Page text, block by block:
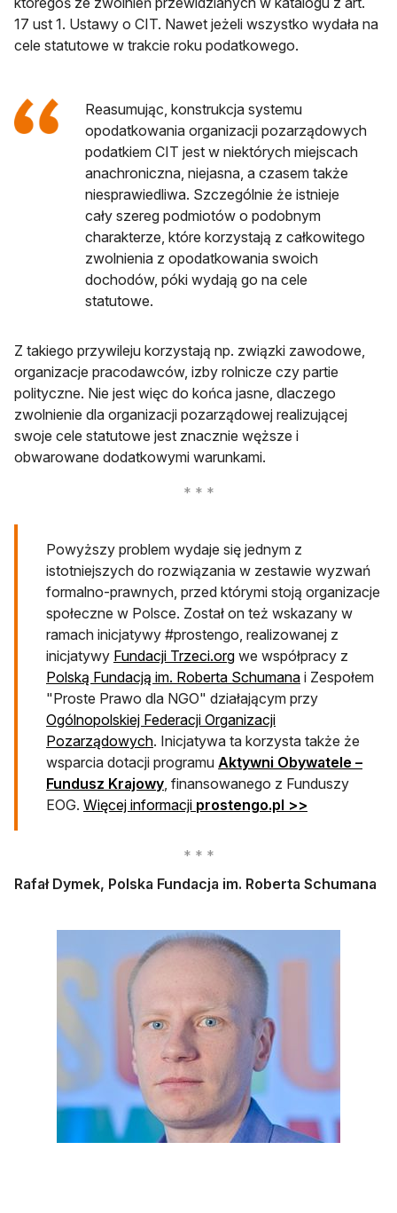
17 ust 1. Ustawy o CIT. Nawet jeżeli wszystko wydała na
cele statutowe w trakcie roku podatkowego.
Reasumując, konstrukcja systemu
opodatkowania organizacji pozarządowych
podatkiem CIT jest w niektórych miejscach
anachroniczna, niejasna, a czasem także
niesprawiedliwa. Szczególnie że istnieje
cały szereg podmiotów o podobnym
charakterze, które korzystają z całkowitego
zwolnienia z opodatkowania swoich
dochodów, póki wydają go na cele
statutowe.
Z takiego przywileju korzystają np. związki zawodowe,
organizacje pracodawców, izby rolnicze czy partie
polityczne. Nie jest więc do końca jasne, dlaczego
zwolnienie dla organizacji pozarządowej realizującej
swoje cele statutowe jest znacznie węższe i
obwarowane dodatkowymi warunkami.
Powyższy problem wydaje się jednym z
istotniejszych do rozwiązania w zestawie wyzwań
formalno-prawnych, przed którymi stoją organizacje
społeczne w Polsce. Został on też wskazany w
ramach inicjatywy #prostengo, realizowanej z
inicjatywy Fundacji Trzeci.orgotwiera się w nowej
we współpracy z
Polską Fundacją im. Roberta Schumanaotwiera się w
i Zespołem
"Proste Prawo dla NGO" działającym przy
Ogólnopolskiej Federacji Organizacji
Pozarządowychotwiera się w nowej karcie
. Inicjatywa ta korzysta także że
wsparcia dotacji programu Aktywni Obywatele –
Fundusz Krajowyotwiera się w nowej karcie
, finansowanego z Funduszy
EOG. Więcej informacji prostengo.pl >>
Rafał Dymek, Polska Fundacja im. Roberta Schumana